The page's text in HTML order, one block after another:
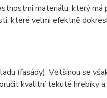
materiálu, který
které velmi efektně
(fasády). Většinou se
kvalitní tekuté hřebíky